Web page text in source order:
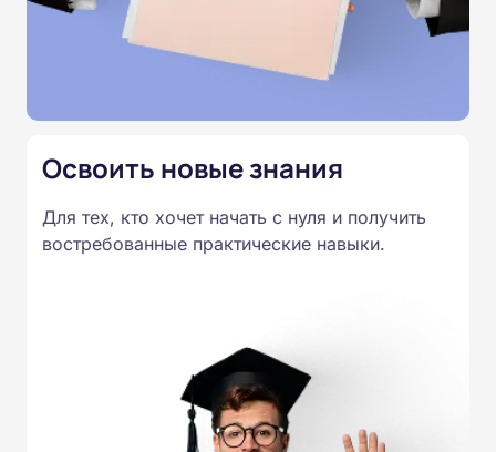
Освоить новые знания
Для тех, кто хочет начать с нуля и получить
востребованные практические навыки.